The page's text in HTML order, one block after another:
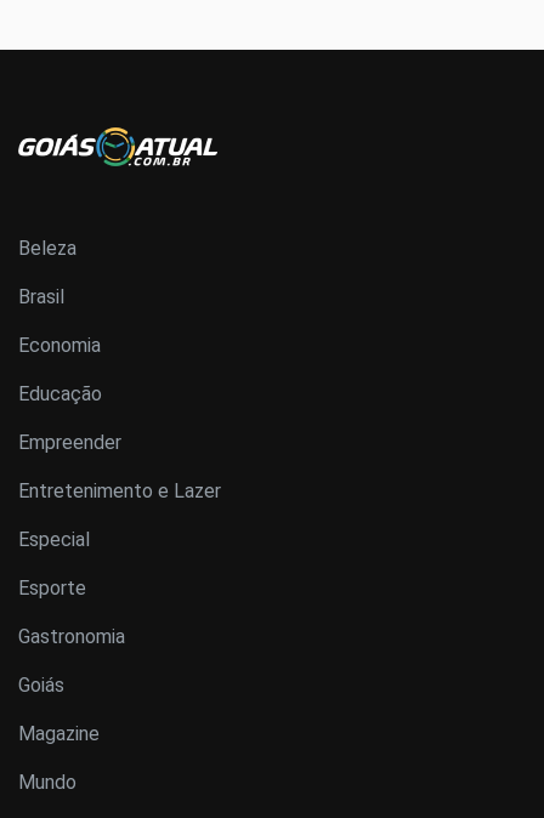
Beleza
Brasil
Economia
Educação
Empreender
Entretenimento e Lazer
Especial
Esporte
Gastronomia
Goiás
Magazine
Mundo